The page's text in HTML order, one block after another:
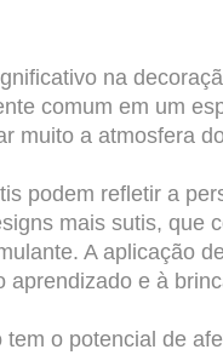
na
comum em um
muito a atmosfera
podem refletir a
mais sutis,
A aplicação
aprendizado e à
o potencial de